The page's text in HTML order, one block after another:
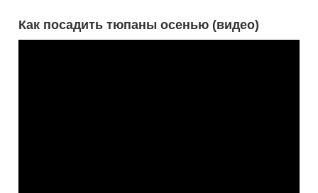
Как посадить тюпаны осенью (видео)